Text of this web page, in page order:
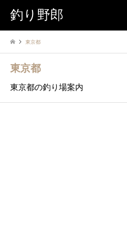
釣り野郎
東京都
東京都
東京都の釣り場案内